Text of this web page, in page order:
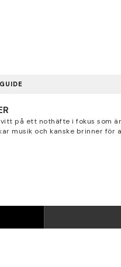
på ett nothäfte i fokus som
musik och kanske brinner för